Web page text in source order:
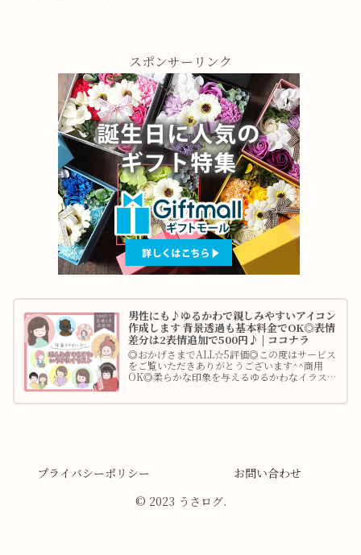
スポンサーリンク
男性にも♪ゆるかわで親しみやすいアイコン
作成します 背景透過も基本料金でOK◎表情
差分は2表情追加で500円♪ | ココナラ
◎おかげさまでALL☆5評価◎この度はサービス
をご覧いただきありがとうございます^^商用
OK◎柔らかな印象を与えるゆるかわなイラスト
プライバシーポリシー
お問い合わせ
© 2023 うさログ.